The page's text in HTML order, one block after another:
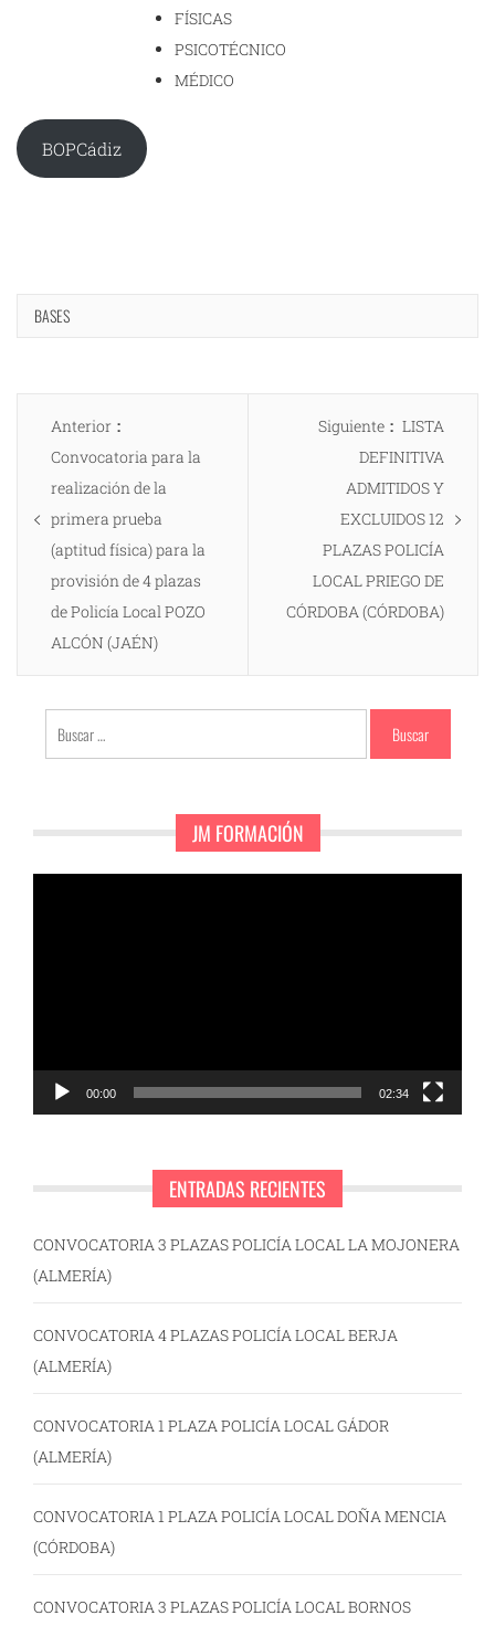
FÍSICAS
PSICOTÉCNICO
MÉDICO
BOPCádiz
BASES
Navegación
entradas
Anterior
anterior:
Convocatoria para la
realización de la
primera prueba
(aptitud física) para la
provisión de 4 plazas
de Policía Local POZO
ALCÓN (JAÉN)
Siguiente
Entrada
siguiente:
LISTA
DEFINITIVA
ADMITIDOS Y
EXCLUIDOS 12
PLAZAS POLICÍA
LOCAL PRIEGO DE
CÓRDOBA (CÓRDOBA)
Buscar:
JM FORMACIÓN
00:00 02:34
ENTRADAS RECIENTES
CONVOCATORIA 3 PLAZAS POLICÍA LOCAL LA MOJONERA
(ALMERÍA)
CONVOCATORIA 4 PLAZAS POLICÍA LOCAL BERJA
(ALMERÍA)
CONVOCATORIA 1 PLAZA POLICÍA LOCAL GÁDOR
(ALMERÍA)
CONVOCATORIA 1 PLAZA POLICÍA LOCAL DOÑA MENCIA
(CÓRDOBA)
CONVOCATORIA 3 PLAZAS POLICÍA LOCAL BORNOS